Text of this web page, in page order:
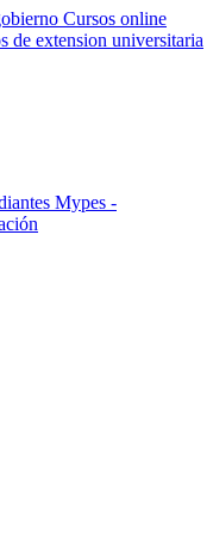
Cursos online
de extension universitaria
Mypes -